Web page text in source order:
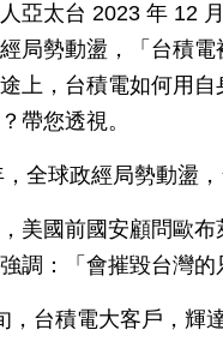
人亞太台 2023 年 12
局勢動盪，「台積
上，台積電如何用
帶您透視。
全球政經局勢動盪
美國前國安顧問歐
調：「會摧毀台灣的
，台積電大客戶，輝